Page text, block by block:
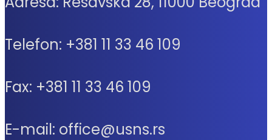
Telefon: +381 11 33 46 109
Fax: +381 11 33 46 109
E-mail: office@usns.rs